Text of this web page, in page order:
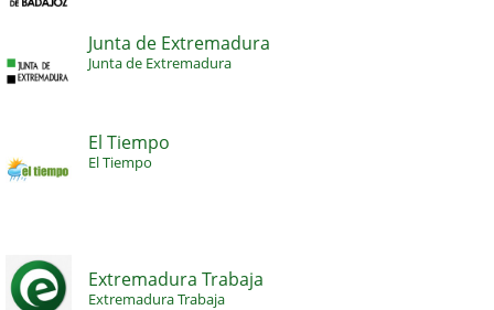
Junta de Extremadura
Junta de Extremadura
El Tiempo
El Tiempo
Extremadura Trabaja
Extremadura Trabaja